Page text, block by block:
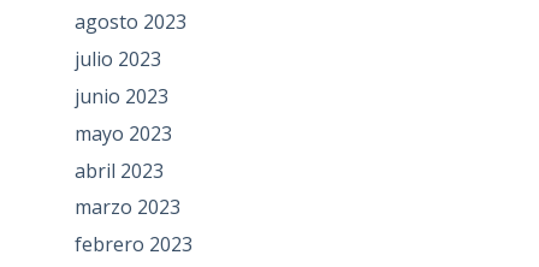
agosto 2023
julio 2023
junio 2023
mayo 2023
abril 2023
marzo 2023
febrero 2023